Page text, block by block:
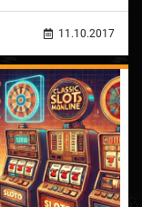
11.10.2017